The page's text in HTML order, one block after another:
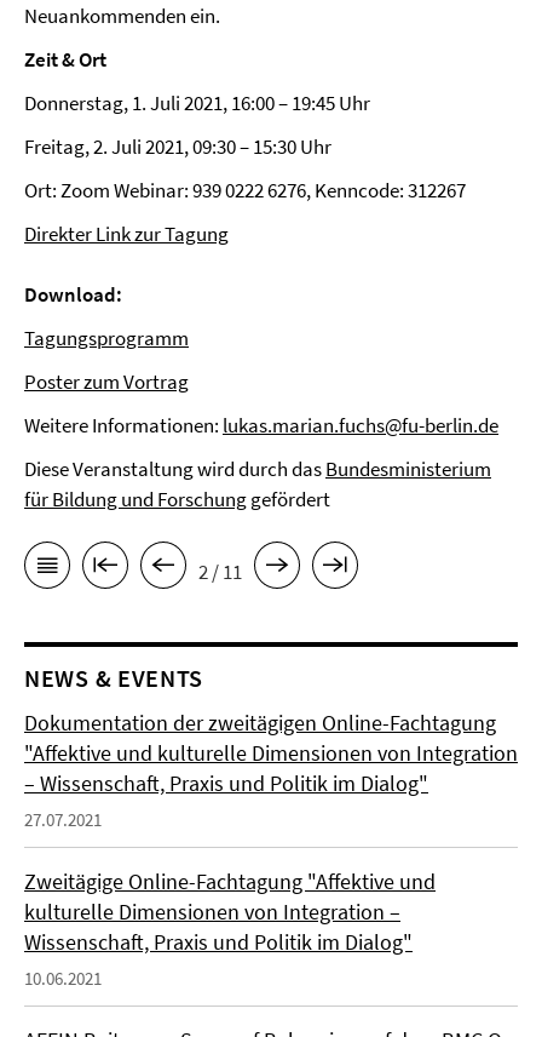
Neuankommenden ein.
Zeit & Ort
Donnerstag, 1. Juli 2021, 16:00 – 19:45 Uhr
Freitag, 2. Juli 2021, 09:30 – 15:30 Uhr
Ort: Zoom Webinar: 939 0222 6276, Kenncode: 312267
Direkter Link zur Tagung
Download:
Tagungsprogramm
Poster zum Vortrag
Weitere Informationen: lukas.marian.fuchs@fu-berlin.de
Diese Veranstaltung wird durch dasBundesministerium
für Bildung und Forschunggefördert
2 / 11
NEWS & EVENTS
Dokumentation der zweitägigen Online-Fachtagung
"Affektive und kulturelle Dimensionen von Integration
– Wissenschaft, Praxis und Politik im Dialog"
27.07.2021
Zweitägige Online-Fachtagung "Affektive und
kulturelle Dimensionen von Integration –
Wissenschaft, Praxis und Politik im Dialog"
10.06.2021